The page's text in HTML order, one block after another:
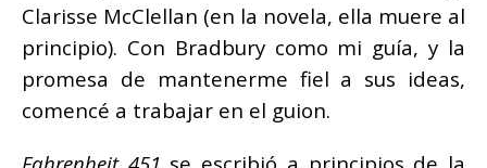
Clarisse McClellan (en la novela, ella muere al
principio). Con Bradbury como mi guía, y la
promesa de mantenerme fiel a sus ideas,
comencé a trabajar en el guion.